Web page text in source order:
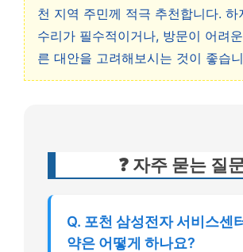
천 지역 주민께 적극 추천합니다. 하
수리가 필수적이거나, 방문이 어려
른 대안을 고려해보시는 것이 좋습
❓ 자주 묻는 질
Q. 포천 삼성전자 서비스센
약은 어떻게 하나요?